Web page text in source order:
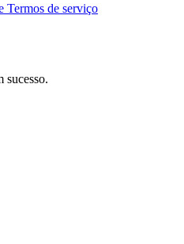
Termos de serviço
sucesso.